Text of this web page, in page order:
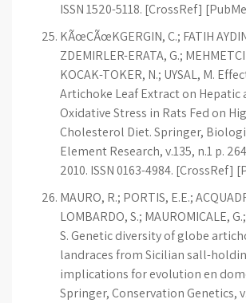
ISSN 1520-5118. [CrossRef]
KÃœÇÃœKGERGIN, C.; FATIH
ZDEMIRLER-ERATA, G.;
KOÇAK-TOKER, N.; UYSAL, M.
Artichoke Leaf Extract on Hepatic
Oxidative Stress in Rats Fed on
Cholesterol Diet. Springer,
Element Research, v.135, n.1 p.
2010. ISSN 0163-4984. [CrossRef]
MAURO, R.; PORTIS, E.E.;
LOMBARDO, S.; MAUROMICALE,
S. Genetic diversity of globe
landraces from Sicilian sall-
implications for evolution en
Springer, Conservation Genetics,